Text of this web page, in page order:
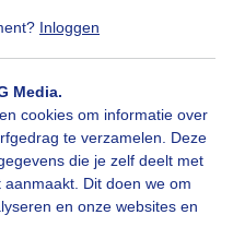
Inloggen
Media.
cookies om informatie over
te verzamelen. Deze
die je zelf deelt met
Dit doen we om
en onze websites en
2025, 96x bekeken
1